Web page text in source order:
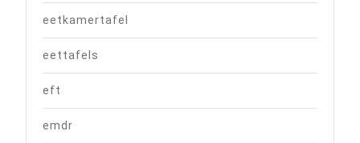
eetkamertafel
eettafels
eft
emdr